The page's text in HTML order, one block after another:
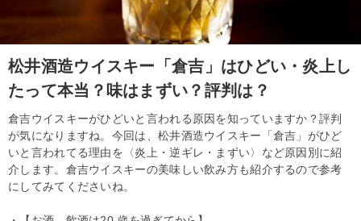
松井酒造ウイスキー「倉吉」はひどい・炎上し
たって本当？味はまずい？評判は？
倉吉ウイスキーがひどいと言われる原因を知っていますか？評判
が気になりますね。今回は、松井酒造ウイスキー「倉吉」がひど
いと言われてる理由を〈炎上・逆ギレ・まずい〉など原因別に紹
介します。倉吉ウイスキーの美味しい飲み方も紹介するので参考
にしてみてくださいね。